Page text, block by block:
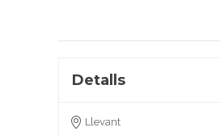
Detalls
Llevant